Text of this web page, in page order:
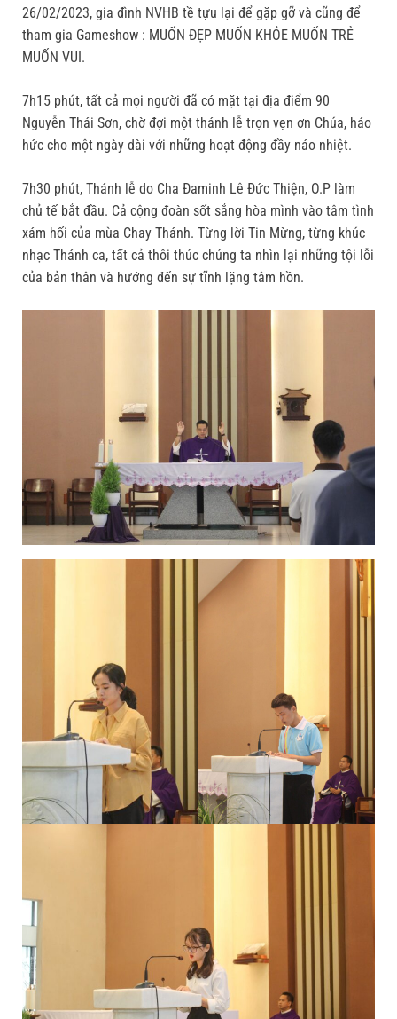
26/02/2023, gia đình NVHB tề tựu lại để gặp gỡ và cũng để
tham gia Gameshow : MUỐN ĐẸP MUỐN KHỎE MUỐN TRẺ
MUỐN VUI.
7h15 phút, tất cả mọi người đã có mặt tại địa điểm 90
Nguyễn Thái Sơn, chờ đợi một thánh lễ trọn vẹn ơn Chúa, háo
hức cho một ngày dài với những hoạt động đầy náo nhiệt.
7h30 phút, Thánh lễ do Cha Đaminh Lê Đức Thiện, O.P làm
chủ tế bắt đầu. Cả cộng đoàn sốt sắng hòa mình vào tâm tình
xám hối của mùa Chay Thánh. Từng lời Tin Mừng, từng khúc
nhạc Thánh ca, tất cả thôi thúc chúng ta nhìn lại những tội lỗi
của bản thân và hướng đến sự tĩnh lặng tâm hồn.